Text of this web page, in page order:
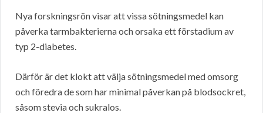
Nya forskningsrön visar att vissa sötningsmedel kan
påverka tarmbakterierna och orsaka ett förstadium av
typ 2-diabetes.
Därför är det klokt att välja sötningsmedel med omsorg
och föredra de som har minimal påverkan på blodsockret,
såsom stevia och sukralos.